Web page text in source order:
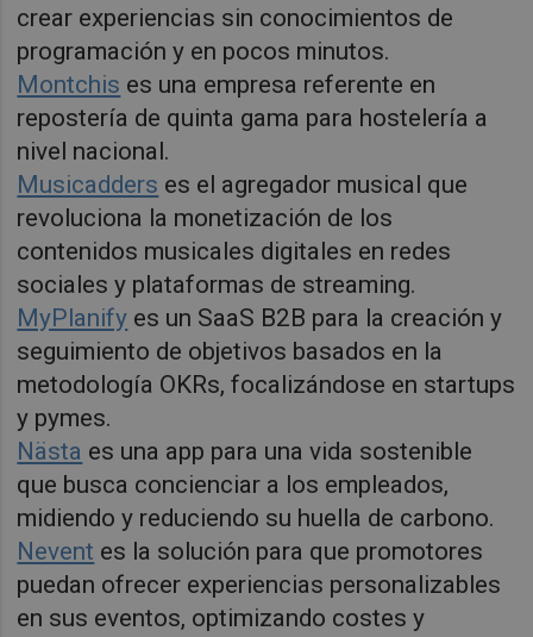
crear experiencias sin conocimientos de
programación y en pocos minutos.
Montchis es una empresa referente en
repostería de quinta gama para hostelería a
nivel nacional.
Musicadders es el agregador musical que
revoluciona la monetización de los
contenidos musicales digitales en redes
sociales y plataformas de streaming.
MyPlanify es un SaaS B2B para la creación y
seguimiento de objetivos basados en la
metodología OKRs, focalizándose en startups
y pymes.
Nästa es una app para una vida sostenible
que busca concienciar a los empleados,
midiendo y reduciendo su huella de carbono.
Nevent es la solución para que promotores
puedan ofrecer experiencias personalizables
en sus eventos, optimizando costes y